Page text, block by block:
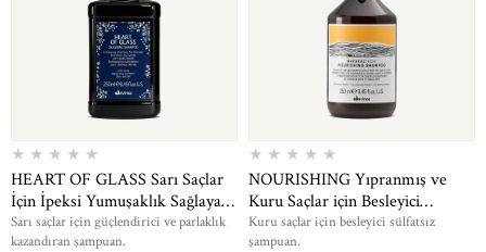
★ ★ ★ ★ ★
HEART OF GLASS Sarı Saçlar
İçin İpeksi Yumuşaklık Sağlayan
Şampuan 250 ml
Sarı saçlar için güçlendirici ve parlaklık
kazandıran şampuan.
★ ★ ★ ★ ★
NOURISHING Yıpranmış ve
Kuru Saçlar için Besleyici
Şampuan 250 ml
Kuru saçlar için besleyici sülfatsız
şampuan.